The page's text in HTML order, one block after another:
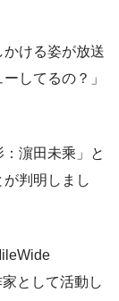
ける姿が放送
してるの？」
濵田未乘」と
判明しまし
として活動し